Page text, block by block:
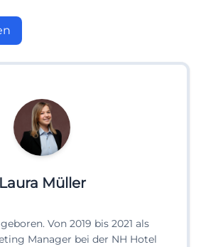
Laura Müller
Von 2019 bis 2021 als
Manager bei der NH Hotel